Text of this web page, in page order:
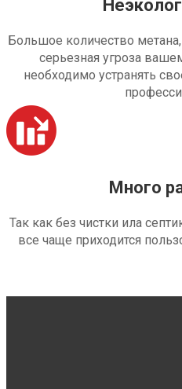
Большое количество
серьезная угроза
необходимо устранять
Много
Так как без чистки ила
все чаще приходится